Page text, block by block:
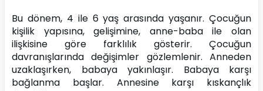
Bu dönem, 4 ile 6 yaş arasında yaşanır. Çocuğun
kişilik yapısına, gelişimine, anne-baba ile olan
ilişkisine göre farklılık gösterir. Çocuğun
davranışlarında değişimler gözlemlenir. Anneden
uzaklaşırken, babaya yakınlaşır. Babaya karşı
bağlanma başlar. Annesine karşı kıskançlık